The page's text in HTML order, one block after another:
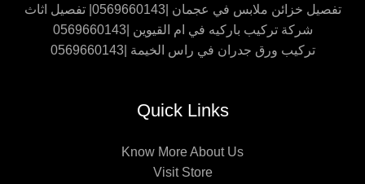
تفصيل خزائن ملابس في عجمان |0569660143| تفصيل اثاث
شركة تركيب باركيه في ام القيوين |0569660143
تركيب ورق جدران في راس الخيمة |0569660143
Quick Links
Know More About Us
Visit Store